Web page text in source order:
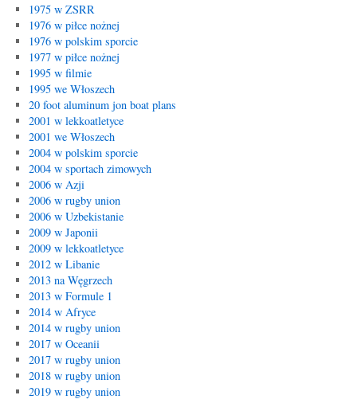
1975 w ZSRR
1976 w piłce nożnej
1976 w polskim sporcie
1977 w piłce nożnej
1995 w filmie
1995 we Włoszech
20 foot aluminum jon boat plans
2001 w lekkoatletyce
2001 we Włoszech
2004 w polskim sporcie
2004 w sportach zimowych
2006 w Azji
2006 w rugby union
2006 w Uzbekistanie
2009 w Japonii
2009 w lekkoatletyce
2012 w Libanie
2013 na Węgrzech
2013 w Formule 1
2014 w Afryce
2014 w rugby union
2017 w Oceanii
2017 w rugby union
2018 w rugby union
2019 w rugby union